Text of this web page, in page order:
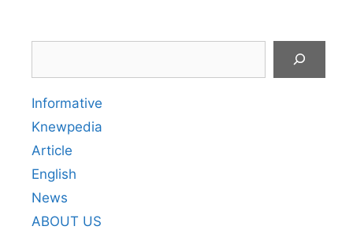
Informative
Knewpedia
Article
English
News
ABOUT US